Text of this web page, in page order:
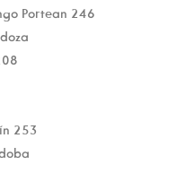
Portean 246
253